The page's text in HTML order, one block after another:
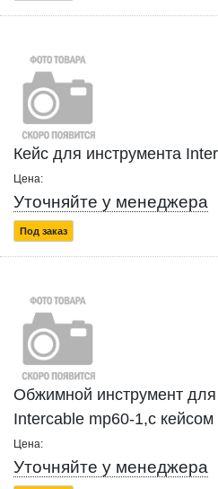
Кейс для инструмента
Цена:
Уточняйте у менеджера
Под заказ
Обжимной инструмент для
Intercable mp60-1,с кейсом
Цена:
Уточняйте у менеджера